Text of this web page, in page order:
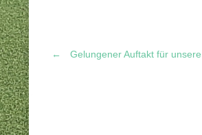
Post
← Gelungener Auftakt für